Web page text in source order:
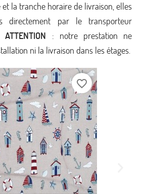
la tranche horaire de livraison, elles
directement par le transporteur
ATTENTION : notre prestation ne
ni la livraison dans les étages.
favorite_border